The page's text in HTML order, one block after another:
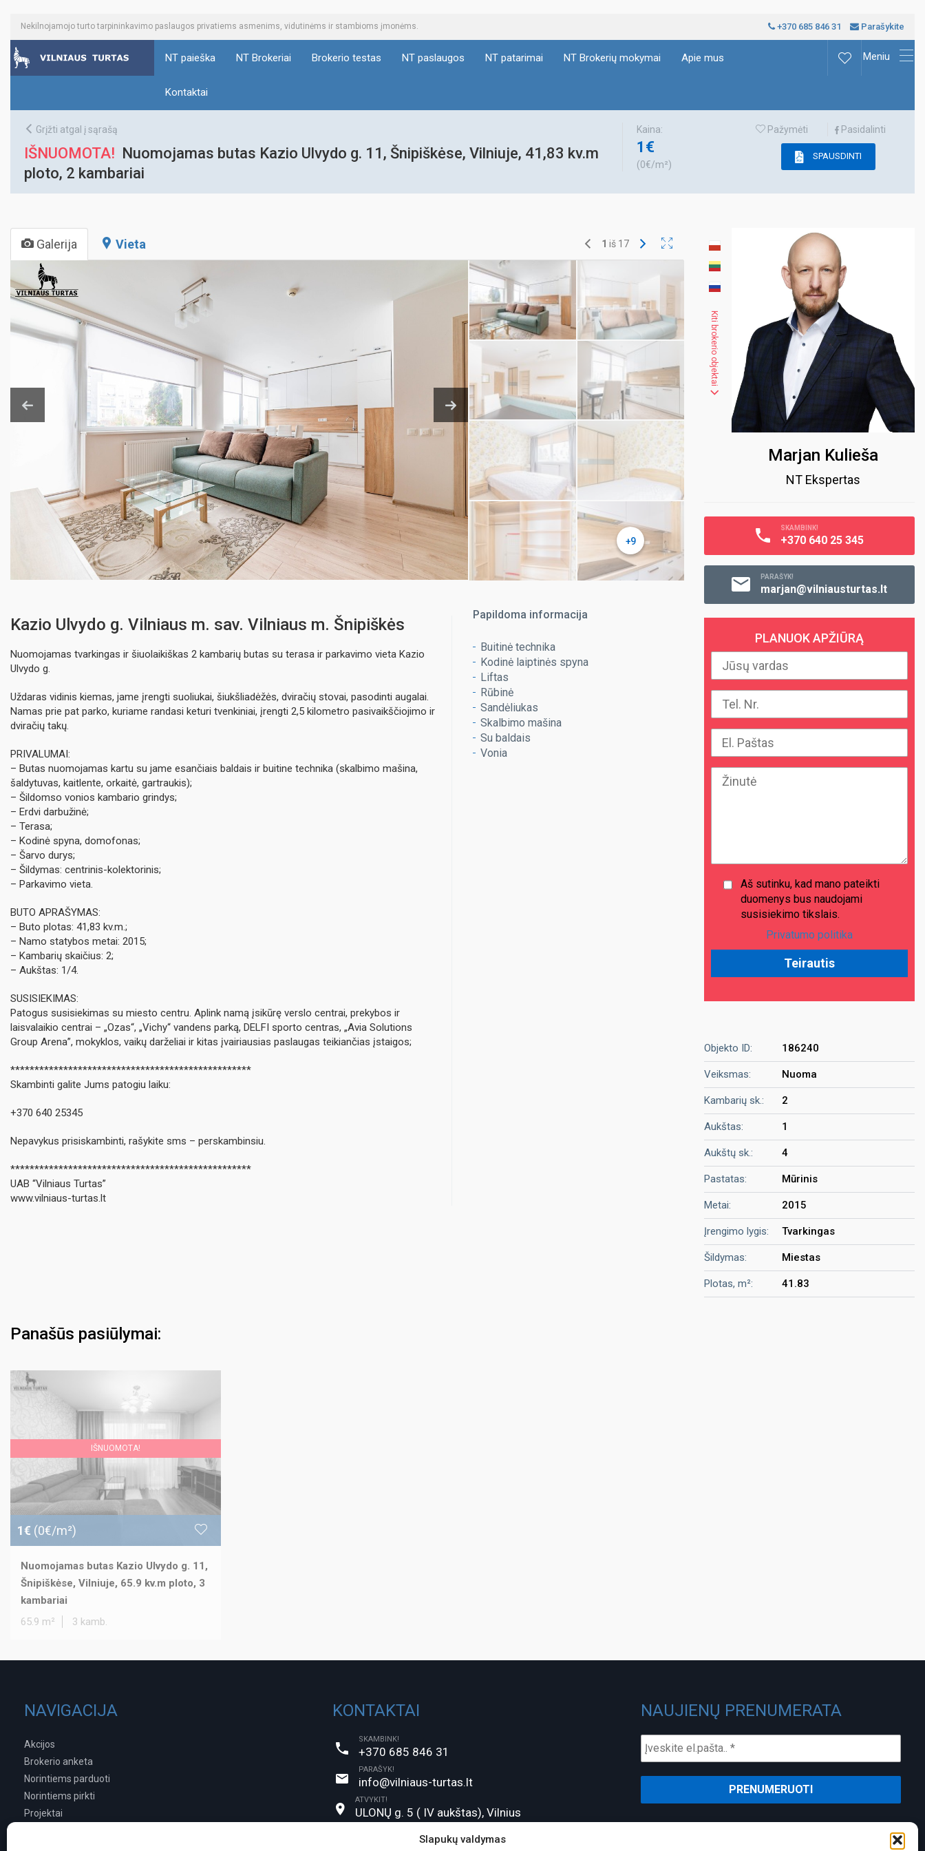
Slapukų valdymas
Nekilnojamojo turto tarpininkavimo paslaugos privatiems asmenims, vidutinėms ir stambioms įmonėms. +370 685 846 31 Parašykite
NT paieška NT Brokeriai Brokerio testas NT paslaugos NT patarimai NT Brokerių mokymai Apie mus
Kontaktai
Meniu
Grįžti atgal į sąrašą
IŠNUOMOTA! Nuomojamas butas Kazio Ulvydo g. 11, Šnipiškėse, Vilniuje, 41,83 kv.m
ploto, 2 kambariai
Kaina:
1€
(0€/m²)
Pažymėti Pasidalinti
SPAUSDINTI
Galerija Vieta 1 iš 17
+9
Kazio Ulvydo g. Vilniaus m. sav. Vilniaus m. Šnipiškės
Nuomojamas tvarkingas ir šiuolaikiškas 2 kambarių butas su terasa ir parkavimo vieta Kazio
Ulvydo g.
Uždaras vidinis kiemas, jame įrengti suoliukai, šiukšliadėžės, dviračių stovai, pasodinti augalai.
Namas prie pat parko, kuriame randasi keturi tvenkiniai, įrengti 2,5 kilometro pasivaikščiojimo ir
dviračių takų.
PRIVALUMAI:
– Butas nuomojamas kartu su jame esančiais baldais ir buitine technika (skalbimo mašina,
šaldytuvas, kaitlente, orkaitė, gartraukis);
– Šildomso vonios kambario grindys;
– Erdvi darbužinė;
– Terasa;
– Kodinė spyna, domofonas;
– Šarvo durys;
– Šildymas: centrinis-kolektorinis;
– Parkavimo vieta.
BUTO APRAŠYMAS:
– Buto plotas: 41,83 kv.m.;
– Namo statybos metai: 2015;
– Kambarių skaičius: 2;
– Aukštas: 1/4.
SUSISIEKIMAS:
Patogus susisiekimas su miesto centru. Aplink namą įsikūrę verslo centrai, prekybos ir
laisvalaikio centrai – „Ozas“, „Vichy“ vandens parką, DELFI sporto centras, „Avia Solutions
Group Arena”, mokyklos, vaikų darželiai ir kitas įvairiausias paslaugas teikiančias įstaigos;
**************************************************
Skambinti galite Jums patogiu laiku:
+370 640 25345
Nepavykus prisiskambinti, rašykite sms – perskambinsiu.
**************************************************
UAB “Vilniaus Turtas”
www.vilniaus-turtas.lt
Papildoma informacija
Buitinė technika
Kodinė laiptinės spyna
Liftas
Rūbinė
Sandėliukas
Skalbimo mašina
Su baldais
Vonia
Kiti brokerio objektai
Marjan Kulieša
NT Ekspertas
SKAMBINK!
+370 640 25 345
PARAŠYK!
marjan@vilniausturtas.lt
PLANUOK APŽIŪRĄ
Aš sutinku, kad mano pateikti
duomenys bus naudojami
susisiekimo tikslais.
Privatumo politika
Objekto ID: 186240
Veiksmas: Nuoma
Kambarių sk.: 2
Aukštas: 1
Aukštų sk.: 4
Pastatas: Mūrinis
Metai: 2015
Įrengimo lygis: Tvarkingas
Šildymas: Miestas
Plotas, m²: 41.83
Panašūs pasiūlymai:
IŠNUOMOTA!
1€ (0€/m²)
Nuomojamas butas Kazio Ulvydo g. 11,
Šnipiškėse, Vilniuje, 65.9 kv.m ploto, 3
kambariai
65.9 m²
3 kamb.
NAVIGACIJA
Akcijos
Brokerio anketa
Norintiems parduoti
Norintiems pirkti
Projektai
KONTAKTAI
SKAMBINK!
+370 685 846 31
PARAŠYK!
info@vilniaus-turtas.lt
ATVYKIT!
ULONŲ g. 5 ( IV aukštas), Vilnius
NAUJIENŲ PRENUMERATA